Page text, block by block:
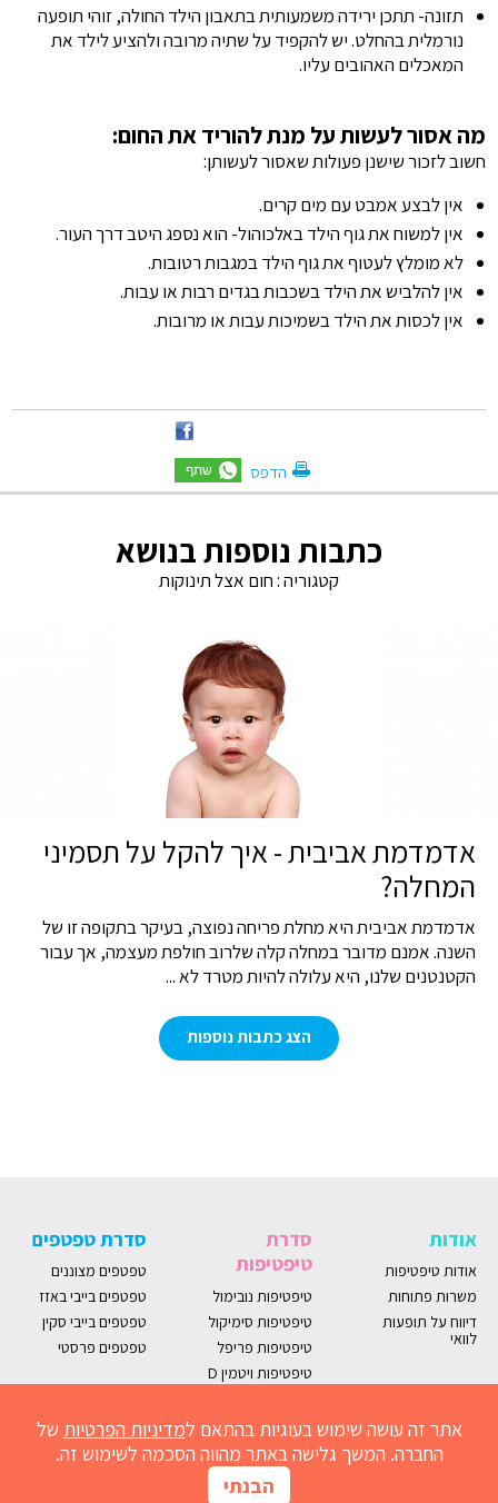
אתר זה עושה שימוש בעוגיות בהתאם למדיניות הפרטיות של
החברה. המשך גלישה באתר מהווה הסכמה לשימוש זה.
הבנתי
תזונה- תתכן ירידה משמעותית בתאבון הילד החולה, זוהי תופעה
נורמלית בהחלט. יש להקפיד על שתיה מרובה ולהציע לילד את
המאכלים האהובים עליו.
מה אסור לעשות על מנת להוריד את החום:
חשוב לזכור שישנן פעולות שאסור לעשותן:
אין לבצע אמבט עם מים קרים.
אין למשוח את גוף הילד באלכוהול- הוא נספג היטב דרך העור.
לא מומלץ לעטוף את גוף הילד במגבות רטובות.
אין להלביש את הילד בשכבות בגדים רבות או עבות.
אין לכסות את הילד בשמיכות עבות או מרובות.
הדפס
כתבות נוספות בנושא
קטגוריה :חום אצל תינוקות
אדמדמת אביבית - איך להקל על תסמיני
המחלה?
אדמדמת אביבית היא מחלת פריחה נפוצה, בעיקר בתקופה זו של
השנה. אמנם מדובר במחלה קלה שלרוב חולפת מעצמה, אך עבור
הקטנטנים שלנו, היא עלולה להיות מטרד לא ...
הצג כתבות נוספות
אודות
אודות טיפטיפות
משרות פתוחות
דיווח על תופעות
לוואי
סדרת
טיפטיפות
טיפטיפות נובימול
טיפטיפות סימיקול
טיפטיפות פריפל
טיפטיפות ויטמין D
סדרת טפטפים
טפטפים מצוננים
טפטפים בייבי באזז
טפטפים בייבי סקין
טפטפים פרסטי